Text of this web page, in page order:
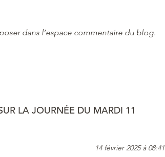
dans l’espace commentaire du blog.
LA JOURNÉE DU MARDI 11
14 février 2025 à 08:41